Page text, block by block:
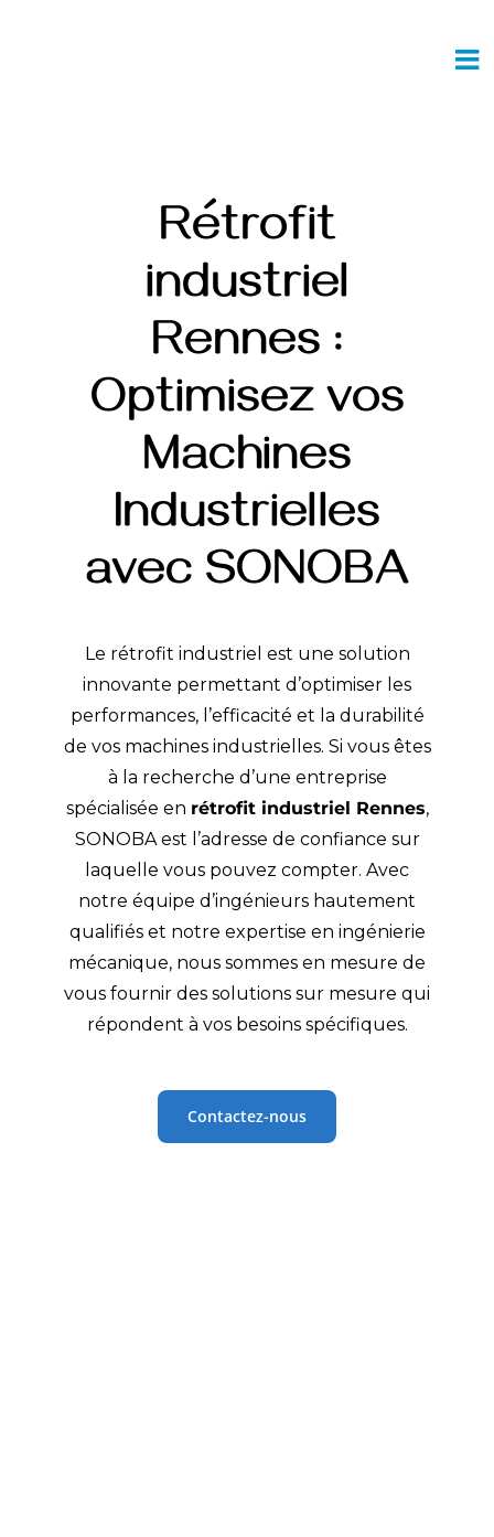
Rétrofit
industriel
Rennes :
Optimisez vos
Machines
Industrielles
avec SONOBA
Le rétrofit industriel est une solution
innovante permettant d’optimiser les
performances, l’efficacité et la durabilité
de vos machines industrielles. Si vous êtes
à la recherche d’une entreprise
spécialisée en rétrofitindustriel Rennes,
SONOBA est l’adresse de confiance sur
laquelle vous pouvez compter. Avec
notre équipe d’ingénieurs hautement
qualifiés et notre expertise en ingénierie
mécanique, nous sommes en mesure de
vous fournir des solutions sur mesure qui
répondent à vos besoins spécifiques.
Contactez-nous